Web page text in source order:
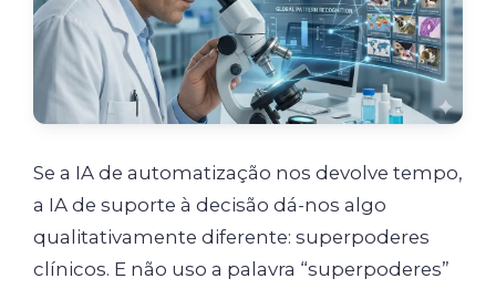
Se a IA de automatização nos devolve tempo,
a IA de suporte à decisão dá-nos algo
qualitativamente diferente: superpoderes
clínicos. E não uso a palavra “superpoderes”